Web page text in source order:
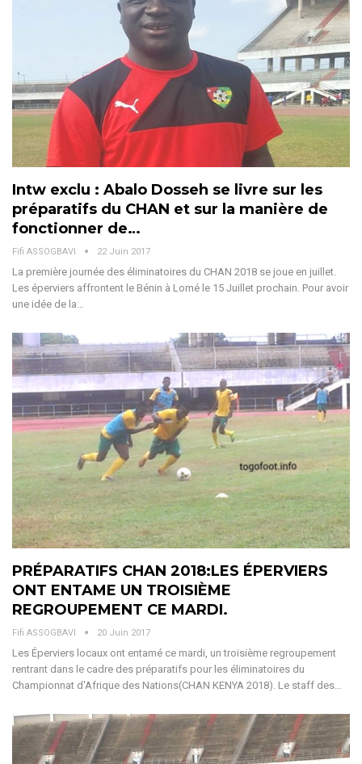
Intw exclu : Abalo Dosseh se livre sur les
préparatifs du CHAN et sur la manière de
fonctionner de…
Fifi ASSOGBAVI 22 Juin 2017
La première journée des éliminatoires du CHAN 2018 se joue en juillet.
Les éperviers affrontent le Bénin à Lomé le 15 Juillet prochain. Pour avoir
une idée de la…
PRÉPARATIFS CHAN 2018:LES ÉPERVIERS
ONT ENTAME UN TROISIÈME
REGROUPEMENT CE MARDI.
Fifi ASSOGBAVI 20 Juin 2017
Les Éperviers locaux ont entamé ce mardi, un troisième regroupement
rentrant dans le cadre des préparatifs pour les éliminatoires du
Championnat d'Afrique des Nations(CHAN KENYA 2018). Le staff des…